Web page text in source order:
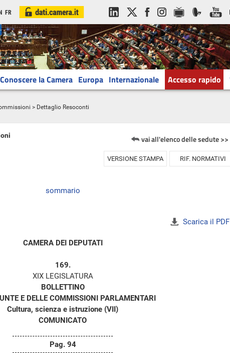
FR
Conoscere la Camera Europa Internazionale Accesso rapido
> Dettaglio Resoconti
vai all'elenco delle sedute >>
VERSIONE STAMPA RIF. NORMATIVI
sommario
Scarica il PDF
CAMERA DEI DEPUTATI
169.
XIX LEGISLATURA
BOLLETTINO
E DELLE COMMISSIONI PARLAMENTARI
Cultura, scienza e istruzione (VII)
COMUNICATO
Pag. 94